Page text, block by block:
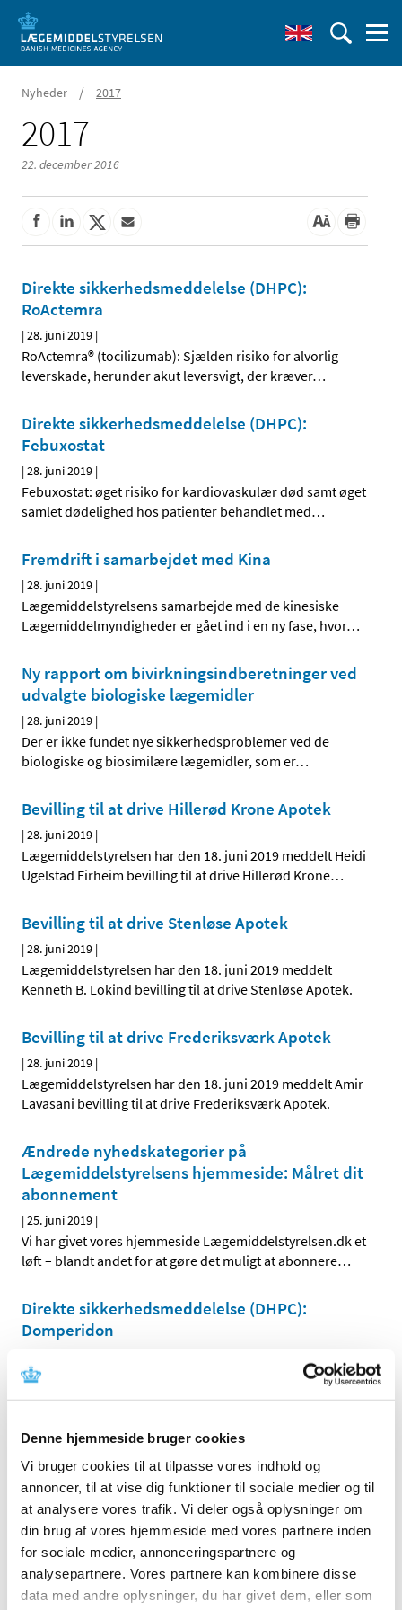
Denne hjemmeside bruger cookies
Vi bruger cookies til at tilpasse vores indhold og
annoncer, til at vise dig funktioner til sociale medier og til
at analysere vores trafik. Vi deler også oplysninger om
din brug af vores hjemmeside med vores partnere inden
for sociale medier, annonceringspartnere og
analysepartnere. Vores partnere kan kombinere disse
data med andre oplysninger, du har givet dem, eller som
Nyheder / 2017
2017
22. december 2016
Direkte sikkerhedsmeddelelse (DHPC):
RoActemra
|28. juni 2019 |
RoActemra® (tocilizumab): Sjælden risiko for alvorlig
leverskade, herunder akut leversvigt, der kræver…
Direkte sikkerhedsmeddelelse (DHPC):
Febuxostat
|28. juni 2019 |
Febuxostat: øget risiko for kardiovaskulær død samt øget
samlet dødelighed hos patienter behandlet med…
Fremdrift i samarbejdet med Kina
|28. juni 2019 |
Lægemiddelstyrelsens samarbejde med de kinesiske
Lægemiddelmyndigheder er gået ind i en ny fase, hvor…
Ny rapport om bivirkningsindberetninger ved
udvalgte biologiske lægemidler
|28. juni 2019 |
Der er ikke fundet nye sikkerhedsproblemer ved de
biologiske og biosimilære lægemidler, som er…
Bevilling til at drive Hillerød Krone Apotek
|28. juni 2019 |
Lægemiddelstyrelsen har den 18. juni 2019 meddelt Heidi
Ugelstad Eirheim bevilling til at drive Hillerød Krone…
Bevilling til at drive Stenløse Apotek
|28. juni 2019 |
Lægemiddelstyrelsen har den 18. juni 2019 meddelt
Kenneth B. Lokind bevilling til at drive Stenløse Apotek.
Bevilling til at drive Frederiksværk Apotek
|28. juni 2019 |
Lægemiddelstyrelsen har den 18. juni 2019 meddelt Amir
Lavasani bevilling til at drive Frederiksværk Apotek.
Ændrede nyhedskategorier på
Lægemiddelstyrelsens hjemmeside: Målret dit
abonnement
|25. juni 2019 |
Vi har givet vores hjemmeside Lægemiddelstyrelsen.dk et
løft – blandt andet for at gøre det muligt at abonnere…
Direkte sikkerhedsmeddelelse (DHPC):
Domperidon
Domperidon (Motilium® og Domperidon “Alternova”):
Fjernelse af doseringsoplysninger for pædiatriske…
Flutiform K-haler får generelt klausuleret
tilskud
|7. juni 2019 |
Flutiform K-haler, inhalationsspray (suspension med
indhold af fluticason og formoterol i styrkerne 50+5…
To bidrag til revurdering af tilskudsstatus for
medicin mod knogleskørhed